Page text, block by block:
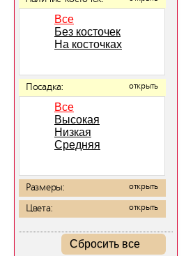
Все
Без косточек
На косточках
Посадка: открыть
Все
Высокая
Низкая
Средняя
Размеры: открыть
Цвета: открыть
Сбросить все